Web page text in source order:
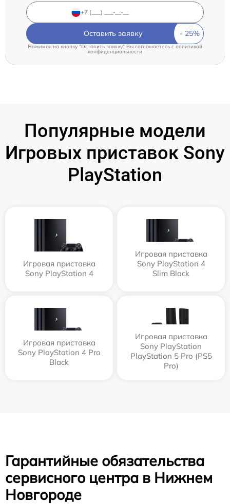
Оставить заявку
Нажимая на кнопку "Оставить заявку" Вы соглашаетесь cполитикой
конфиденциальности
Популярные модели
Игровых приставок Sony
PlayStation
Игровая приставка
Sony PlayStation 4
Игровая приставка
Sony PlayStation 4
Slim Black
Игровая приставка
Sony PlayStation 4 Pro
Black
Игровая приставка
Sony PlayStation
PlayStation 5 Pro (PS5
Pro)
Гарантийные обязательства
сервисного центра в Нижнем
Новгороде